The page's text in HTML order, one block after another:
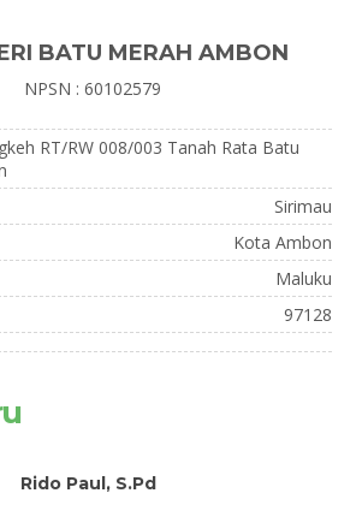
BATU MERAH AMBON
NPSN : 60102579
RT/RW 008/003 Tanah Rata Batu
Sirimau
Kota Ambon
Maluku
97128
Rido Paul, S.Pd